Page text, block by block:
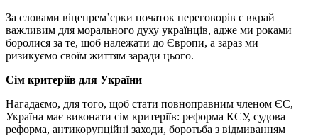
За словами віцепрем’єрки початок переговорів є вкрай
важливим для морального духу українців, адже ми роками
боролися за те, щоб належати до Європи, а зараз ми
ризикуємо своїм життям заради цього.
Сім критеріїв для України
Нагадаємо, для того, щоб стати повноправним членом ЄС,
Україна має виконати сім критеріїв: реформа КСУ, судова
реформа, антикорупційні заходи, боротьба з відмиванням